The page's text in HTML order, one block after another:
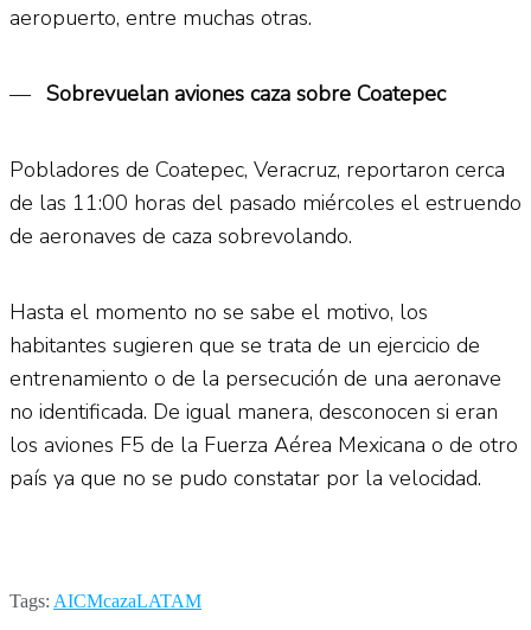
aeropuerto, entre muchas otras.
— Sobrevuelan aviones caza sobre Coatepec
Pobladores de Coatepec, Veracruz, reportaron cerca
de las 11:00 horas del pasado miércoles el estruendo
de aeronaves de caza sobrevolando.
Hasta el momento no se sabe el motivo, los
habitantes sugieren que se trata de un ejercicio de
entrenamiento o de la persecución de una aeronave
no identificada. De igual manera, desconocen si eran
los aviones F5 de la Fuerza Aérea Mexicana o de otro
país ya que no se pudo constatar por la velocidad.
Tags: AICMcazaLATAM